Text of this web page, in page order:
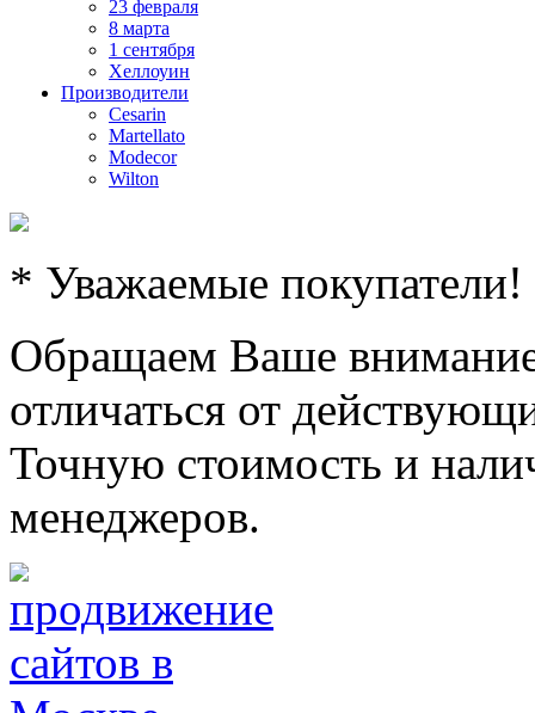
23 февраля
8 марта
1 сентября
Хеллоуин
Производители
Cesarin
Martellato
Modecor
Wilton
* Уважаемые покупатели!
Обращаем Ваше
отличаться от
Точную стоимость и
менеджеров.